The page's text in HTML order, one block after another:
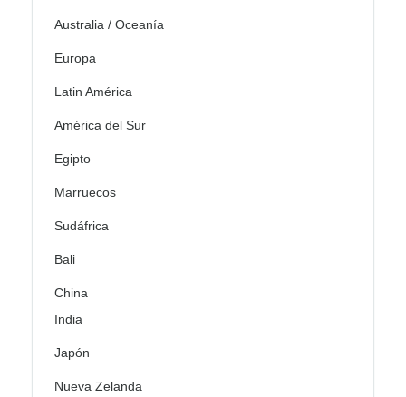
Australia / Oceanía
Europa
Latin América
América del Sur
Egipto
Marruecos
Sudáfrica
Bali
China
India
Japón
Nueva Zelanda